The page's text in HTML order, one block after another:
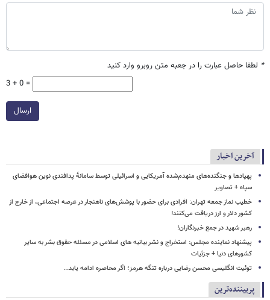
* لطفا حاصل عبارت را در جعبه متن روبرو وارد کنید
3 + 0 =
ارسال
آخرین اخبار
پهپادها و جنگنده‌های منهدم‌شده آمریکایی و اسرائیلی توسط سامانۀ پدافندی نوین هوافضای
سپاه + تصاویر
خطیب نماز جمعه تهران: افرادی برای حضور با پوشش‌های ناهنجار در عرصه اجتماعی، از خارج از
کشور دلار و ارز دریافت می‌کنند!
رهبر شهید در جمع خبرنگاران!
پیشنهاد نماینده مجلس: استخراج و نشر بیانیه های اسلامی در مسئله حقوق بشر به سایر
کشورهای دنیا + جزئیات
توئیت انگلیسی محسن رضایی درباره تنگه هرمز؛ اگر محاصره ادامه یابد...
پربیننده‌ترین